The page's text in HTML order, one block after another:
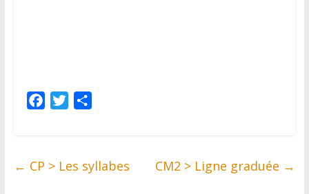
b
t
a
← CP > Les syllabes CM2 > Ligne graduée →